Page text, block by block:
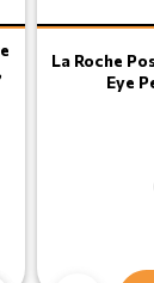
La Roche
Eye